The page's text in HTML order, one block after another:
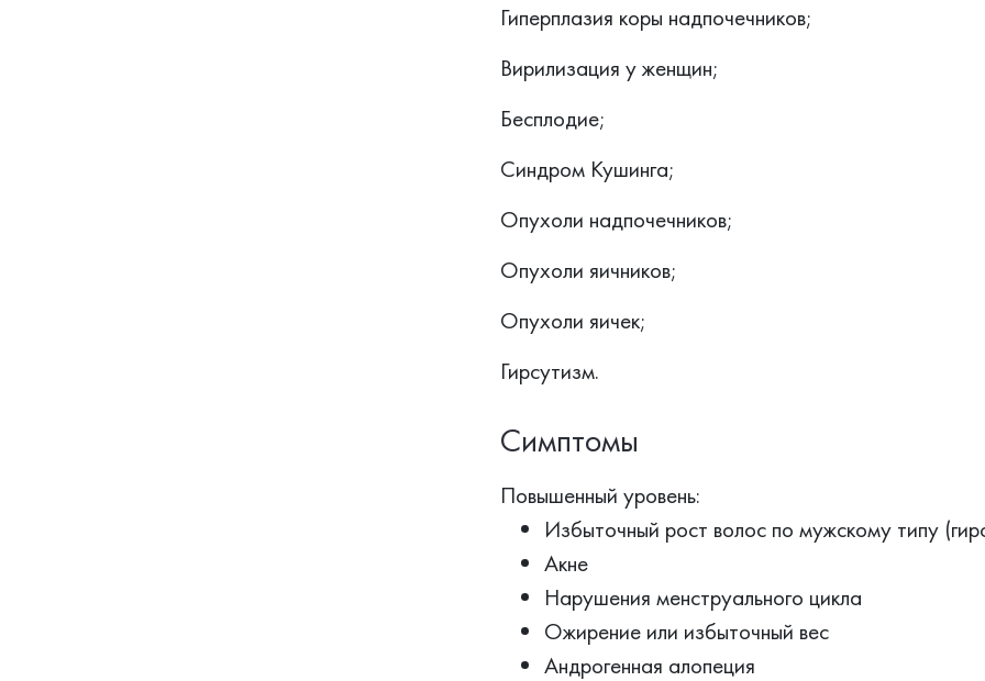
Гиперплазия коры надпочечников;
Вирилизация у женщин;
Бесплодие;
Синдром Кушинга;
Опухоли надпочечников;
Опухоли яичников;
Опухоли яичек;
Гирсутизм.
Симптомы
Повышенный уровень:
Избыточный рост волос по мужскому типу
Акне
Нарушения менструального цикла
Ожирение или избыточный вес
Андрогенная алопеция